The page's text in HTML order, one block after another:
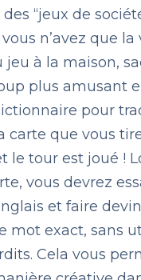
des “jeux de
vous n’avez que la
jeu à la maison,
plus amusant
pour
carte que vous
le tour est joué !
vous devrez
et faire
mot exact, sans
Cela vous